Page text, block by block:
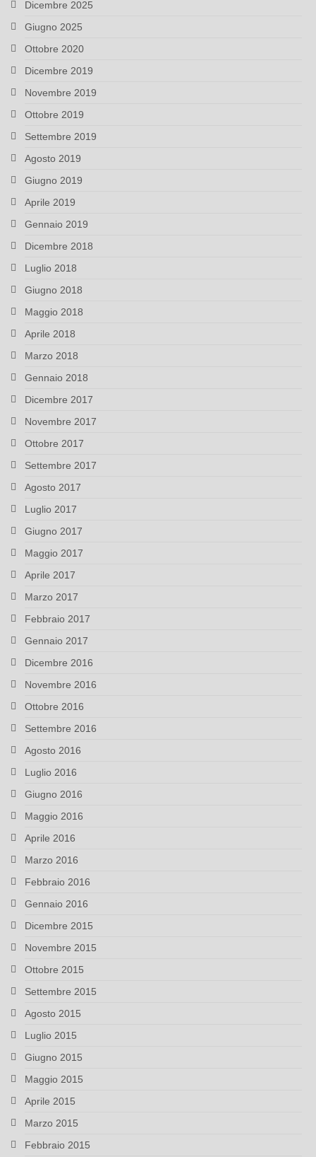
Dicembre 2025
Giugno 2025
Ottobre 2020
Dicembre 2019
Novembre 2019
Ottobre 2019
Settembre 2019
Agosto 2019
Giugno 2019
Aprile 2019
Gennaio 2019
Dicembre 2018
Luglio 2018
Giugno 2018
Maggio 2018
Aprile 2018
Marzo 2018
Gennaio 2018
Dicembre 2017
Novembre 2017
Ottobre 2017
Settembre 2017
Agosto 2017
Luglio 2017
Giugno 2017
Maggio 2017
Aprile 2017
Marzo 2017
Febbraio 2017
Gennaio 2017
Dicembre 2016
Novembre 2016
Ottobre 2016
Settembre 2016
Agosto 2016
Luglio 2016
Giugno 2016
Maggio 2016
Aprile 2016
Marzo 2016
Febbraio 2016
Gennaio 2016
Dicembre 2015
Novembre 2015
Ottobre 2015
Settembre 2015
Agosto 2015
Luglio 2015
Giugno 2015
Maggio 2015
Aprile 2015
Marzo 2015
Febbraio 2015